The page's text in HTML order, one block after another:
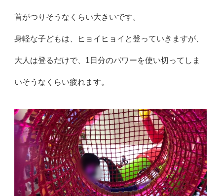
首がつりそうなくらい大きいです。
身軽な子どもは、ヒョイヒョイと登っていきますが、
大人は登るだけで、1日分のパワーを使い切ってしま
いそうなくらい疲れます。